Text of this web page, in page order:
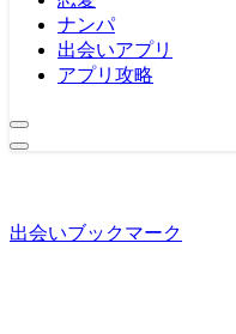
ナンパ
出会いアプリ
アプリ攻略
出会いブックマーク